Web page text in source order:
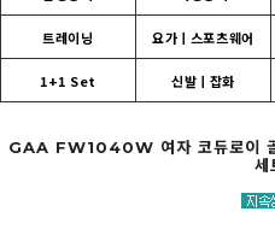
트레이닝 요가ㅣ스포츠웨어
1+1 Set 신발ㅣ잡화
GAA FW1040W 여자 코듀로이 골
세